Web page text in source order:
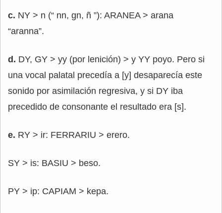
c. NY > n (“ nn, gn, ñ ”): ARANEA > arana
“aranna”.
d. DY, GY > yy (por lenición) > y YY poyo. Pero si
una vocal palatal precedía a [y] desaparecía este
sonido por asimilación regresiva, y si DY iba
precedido de consonante el resultado era [s].
e. RY > ir: FERRARIU > erero.
SY > is: BASIU > beso.
PY > ip: CAPIAM > kepa.